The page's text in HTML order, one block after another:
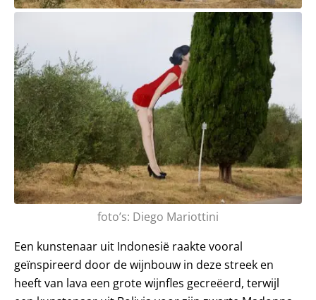
foto’s: Diego Mariottini
Een kunstenaar uit Indonesië raakte vooral
geïnspireerd door de wijnbouw in deze streek en
heeft van lava een grote wijnfles gecreëerd, terwijl